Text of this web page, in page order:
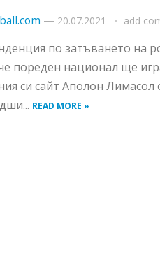
— 20.07.2021 add
по затъването на
пореден национал ще
си сайт Аполон
READ MORE »